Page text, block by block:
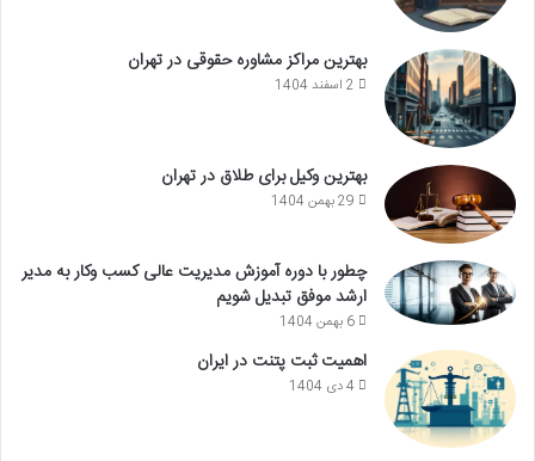
بهترین مراکز مشاوره حقوقی در تهران
2 اسفند 1404
بهترین وکیل برای طلاق در تهران
29 بهمن 1404
چطور با دوره آموزش مدیریت عالی کسب وکار به مدیر
ارشد موفق تبدیل شویم
6 بهمن 1404
اهمیت ثبت پتنت در ایران
4 دی 1404